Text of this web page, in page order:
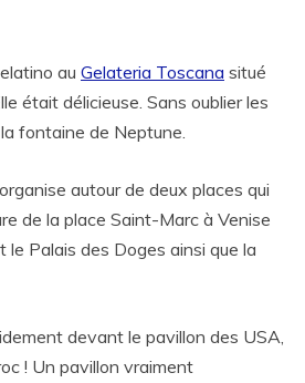
au Gelateria Toscana situé
était délicieuse. Sans oublier les
fontaine de Neptune.
autour de deux places qui
de la place Saint-Marc à Venise
le Palais des Doges ainsi que la
devant le pavillon des USA,
! Un pavillon vraiment